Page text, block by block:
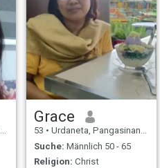
Grace
53 • Urdaneta, Pangasinan, Philippinen
Suche: Männlich 50 - 65
Religion: Christ